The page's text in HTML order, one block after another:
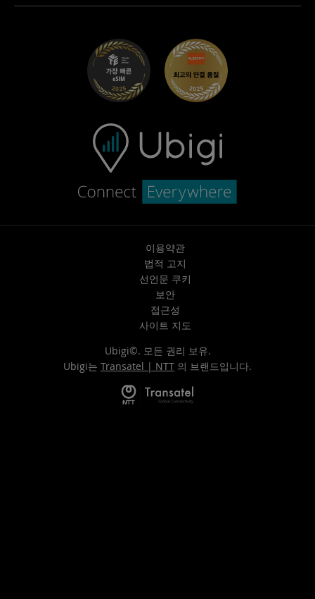
Maserati용 Ubigi
이용약관
법적 고지
선언문 쿠키
보안
접근성
사이트 지도
Ubigi©. 모든 권리 보유.
Ubigi는 Transatel | NTT 의 브랜드입니다.